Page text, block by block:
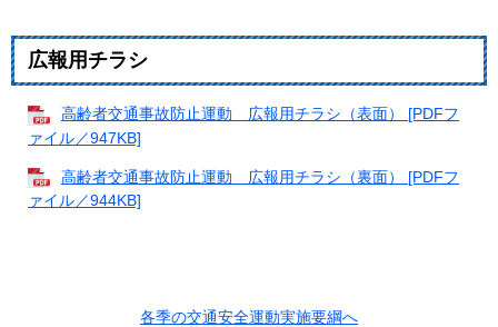
広報用チラシ
高齢者交通事故防止運動 広報用チラシ（表面） [PDFフ
ァイル／947KB]
高齢者交通事故防止運動 広報用チラシ（裏面） [PDFフ
ァイル／944KB]
各季の交通安全運動実施要綱へ